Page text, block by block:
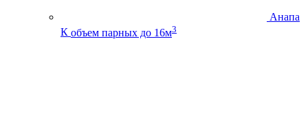
Анапа
К объем парных до 16м3